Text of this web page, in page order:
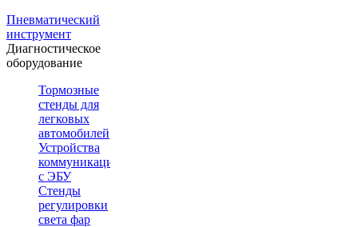
Пневматический
инструмент
Диагностическое
оборудование
Тормозные
стенды для
легковых
автомобилей
Устройства
коммуникации
с ЭБУ
Стенды
регулировки
света фар